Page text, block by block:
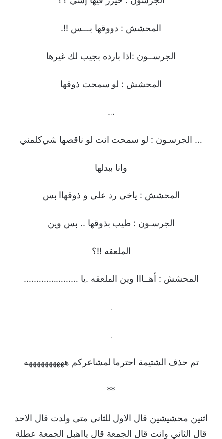
ﺍﻟﻤﺤﺸﺶ : دﻭﻭﻗﻬﺎ ﺑـــﺲ !!.
ﺍﻟﺠﺮﺳــﻮﻥ :ﺍﺫﺍ ﺑﺎﺭﺩﻩ بجيب لك غيرها
ﺍﻟﻤﺤﺸﺶ : ﻟﻮ ﺳﻤﺤﺖ ذﻭﻗﻬﺎ
…
… ﺍﻟﺠﺮﺳـﻮﻥ : ﻟﻮ ﺳﻤﺤﺖ ﺍﻧﺖ ﻟﻮ ﻧﺎﻗﺼﻬﺎ ﺷﻲكلمني
ﻭﺍﻧﺎ ﺑﺒﺪﻟﻬﺎ
ﺍﻟﻤﺤﺸﺶ : ﻳﺎﺧﻲ ﺭﺩ ﻋﻠﻲ ﻭ ذﻭﻗﻬﺎﺍ ﺑﺲ
ﺍﻟﺠﺮﺳـﻮﻥ : ﻃﻴﺐ بذﻭﻗﻬﺎ .. ﺑﺲ ﻭﻳﻦ
ﺍﻟﻤﻠﻌﻘﻪ !!؟
ﺍﻟﻤﺤﺸﺶ : ﺃﻫــﺎﺍﺍ ﻭﻳﻦ ﺍﻟﻤﻠﻌﻘﻪ .يا ………………….
.
.
تم حذف الشتيمة احترما لمشاعركم ههههههههههه
**
اثنين محشيشين قال الاول للثاني متى ولدت قال الاحد
قال الثاني وانت قال الجمعة قال يااهبل الجمعة عطلة